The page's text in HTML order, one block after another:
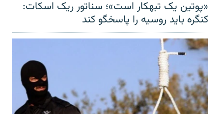
«پوتین یک تبهکار است»؛ سناتور ریک اسکات:
کنگره باید روسیه را پاسخگو کند